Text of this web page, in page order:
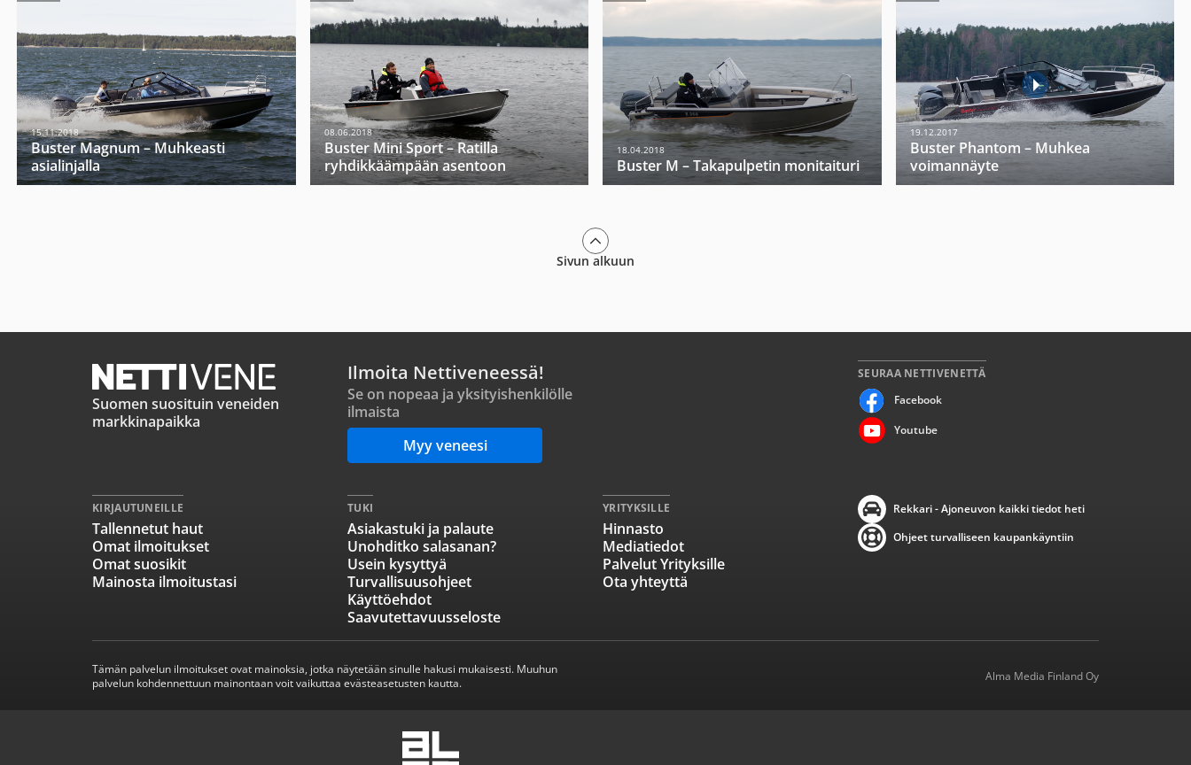
15.11.2018
Buster Magnum – Muhkeasti
asialinjalla
08.06.2018
Buster Mini Sport – Ratilla
ryhdikkäämpään asentoon
18.04.2018
Buster M – Takapulpetin monitaituri
19.12.2017
Buster Phantom – Muhkea
voimannäyte
Sivun alkuun
Suomen suosituin veneiden
markkinapaikka
Ilmoita Nettiveneessä!
Se on nopeaa ja yksityishenkilölle
ilmaista
Myy veneesi
SEURAA NETTIVENETTÄ
Facebook
Youtube
KIRJAUTUNEILLE
Tallennetut haut
Omat ilmoitukset
Omat suosikit
Mainosta ilmoitustasi
TUKI
Asiakastuki ja palaute
Unohditko salasanan?
Usein kysyttyä
Turvallisuusohjeet
Käyttöehdot
Saavutettavuusseloste
YRITYKSILLE
Hinnasto
Mediatiedot
Palvelut Yrityksille
Ota yhteyttä
Rekkari - Ajoneuvon kaikki tiedot heti
Ohjeet turvalliseen kaupankäyntiin
Tämän palvelun ilmoitukset ovat mainoksia, jotka näytetään sinulle hakusi mukaisesti. Muuhun
palvelun kohdennettuun mainontaan voit vaikuttaa evästeasetusten kautta.
Alma Media Finland Oy